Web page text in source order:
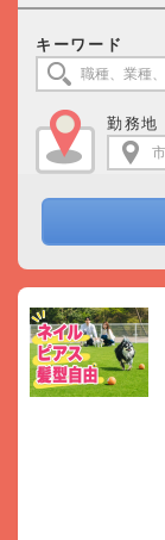
キーワード
勤務地